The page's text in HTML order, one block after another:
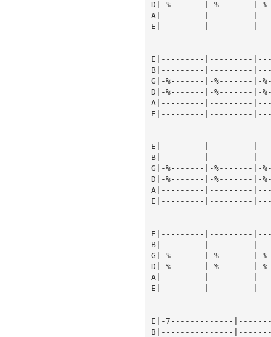
D|-%-------|-%-------|-
A|---------|---------
E|---------|---------
E|---------|---------
B|---------|---------
G|-%-------|-%-------|-
D|-%-------|-%-------|-
A|---------|---------
E|---------|---------
E|---------|---------
B|---------|---------
G|-%-------|-%-------|-
D|-%-------|-%-------|-
A|---------|---------
E|---------|---------
E|---------|---------
B|---------|---------
G|-%-------|-%-------
D|-%-------|-%-------
A|---------|---------
E|---------|---------
E|-7-------------
B|---------------